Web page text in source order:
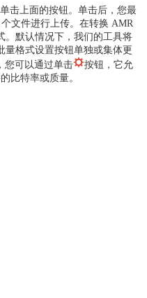
击上面的按钮。单击后，您最
文件进行上传。在转换 AMR
。默认情况下，我们的工具将
量格式设置按钮单独或集体更
您可以通过单击
按钮，它允
比特率或质量。